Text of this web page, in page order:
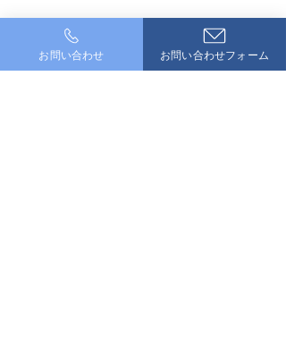
お問い合わせ お問い合わせフォーム